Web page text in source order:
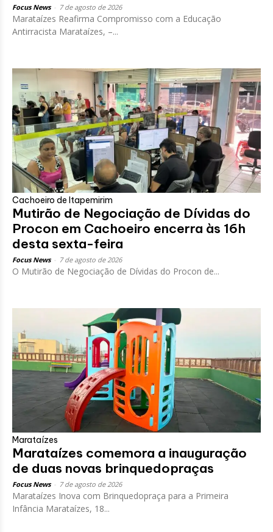
Focus News 7 de agosto de 2026
Marataízes Reafirma Compromisso com a Educação
Antirracista Marataízes, –...
Cachoeiro de Itapemirim
Mutirão de Negociação de Dívidas do
Procon em Cachoeiro encerra às 16h
desta sexta-feira
Focus News 7 de agosto de 2026
O Mutirão de Negociação de Dívidas do Procon de...
Marataízes
Marataízes comemora a inauguração
de duas novas brinquedopraças
Focus News 7 de agosto de 2026
Marataízes Inova com Brinquedopraça para a Primeira
Infância Marataízes, 18...